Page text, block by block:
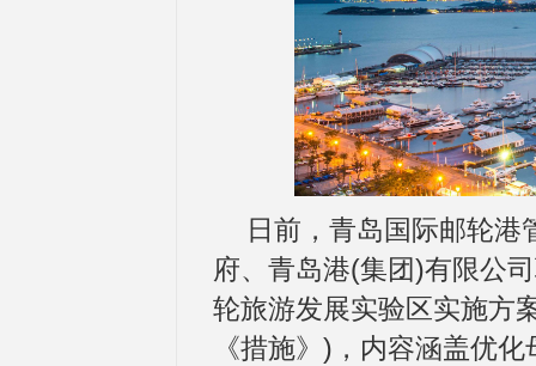
日前，青岛国际邮轮港
府、青岛港(集团)有限公
轮旅游发展实验区实施方
《措施》)，内容涵盖优